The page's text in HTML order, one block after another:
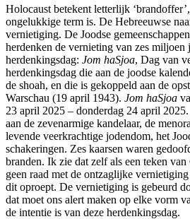
Holocaust betekent letterlijk
ongelukkige term is. De Hebreeuwse
vernietiging. De Joodse
herdenken de vernieting van zes miljoen
herdenkingsdag: Jom haSjoa, Dag van
herdenkingsdag die aan de joodse
de shoah, en die is gekoppeld aan de
Warschau (19 april 1943). Jom haSjoa
23 april 2025 – donderdag 24 april
aan de zevenarmige kandelaar, de
levende veerkrachtige jodendom, het
schakeringen. Zes kaarsen waren
branden. Ik zie dat zelf als een teken
geen raad met de ontzaglijke
dit oproept. De vernietiging is gebeurd
dat moet ons alert maken op elke vorm
de intentie is van deze herdenkingsdag.